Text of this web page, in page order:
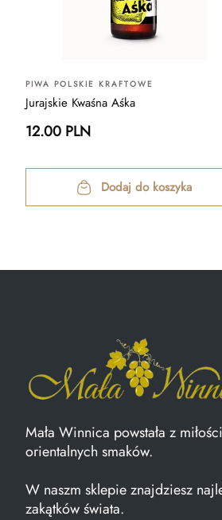
PIWA POLSKIE KRAFTOWE
Jurajskie Kwaśna Aśka
12.00 PLN
Dodaj do koszyka
Mała Winnica powstała z
orientalnych smaków.
W naszm sklepie znajdziesz
zakątków świata.